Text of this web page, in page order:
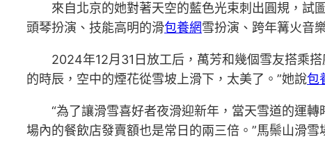
來自北京的她對著天空的藍色光束刺出圓規，試
頭琴扮演、技能高明的滑包養網雪扮演、跨年篝火音
2024年12月31日放工后，萬芳和幾個雪友搭乘
的時辰，空中的煙花從雪坡上滑下，太美了。”她說包
“為了讓滑雪喜好者夜滑迎新年，當天雪道的運
場內的餐飲店發賣額也是常日的兩三倍。”馬鬃山滑雪